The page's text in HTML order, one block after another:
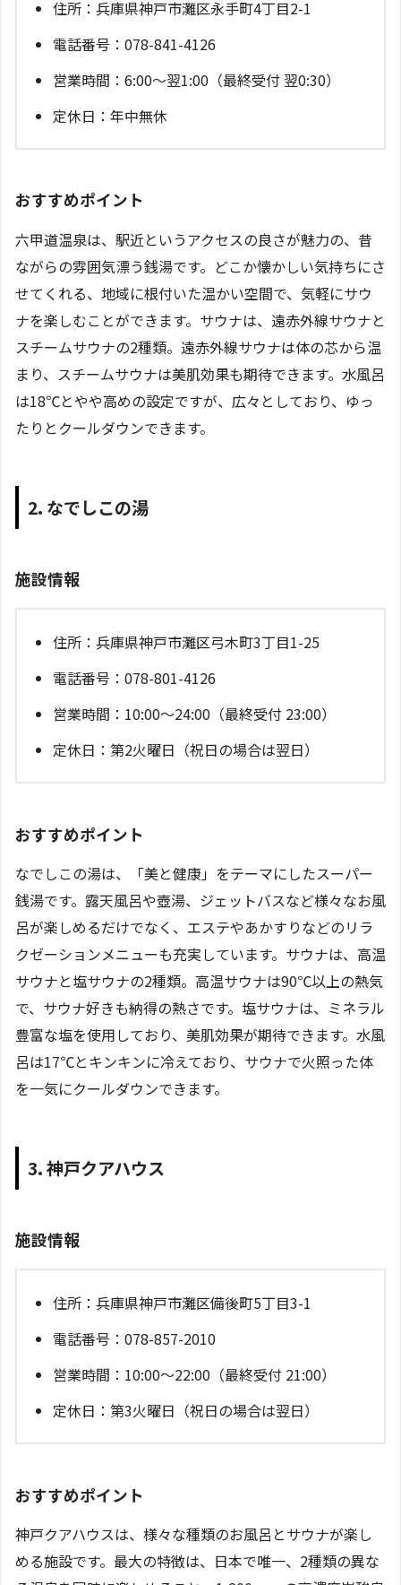
住所：兵庫県神戸市灘区永手町4丁目2-1
電話番号：078-841-4126
営業時間：6:00～翌1:00（最終受付 翌0:30）
定休日：年中無休
おすすめポイント
六甲道温泉は、駅近というアクセスの良さが魅力の、昔
ながらの雰囲気漂う銭湯です。どこか懐かしい気持ちにさ
せてくれる、地域に根付いた温かい空間で、気軽にサウ
ナを楽しむことができます。サウナは、遠赤外線サウナと
スチームサウナの2種類。遠赤外線サウナは体の芯から温
まり、スチームサウナは美肌効果も期待できます。水風呂
は18℃とやや高めの設定ですが、広々としており、ゆっ
たりとクールダウンできます。
2. なでしこの湯
施設情報
住所：兵庫県神戸市灘区弓木町3丁目1-25
電話番号：078-801-4126
営業時間：10:00～24:00（最終受付 23:00）
定休日：第2火曜日（祝日の場合は翌日）
おすすめポイント
なでしこの湯は、「美と健康」をテーマにしたスーパー
銭湯です。露天風呂や壺湯、ジェットバスなど様々なお風
呂が楽しめるだけでなく、エステやあかすりなどのリラ
クゼーションメニューも充実しています。サウナは、高温
サウナと塩サウナの2種類。高温サウナは90℃以上の熱気
で、サウナ好きも納得の熱さです。塩サウナは、ミネラル
豊富な塩を使用しており、美肌効果が期待できます。水風
呂は17℃とキンキンに冷えており、サウナで火照った体
を一気にクールダウンできます。
3. 神戸クアハウス
施設情報
住所：兵庫県神戸市灘区備後町5丁目3-1
電話番号：078-857-2010
営業時間：10:00～22:00（最終受付 21:00）
定休日：第3火曜日（祝日の場合は翌日）
おすすめポイント
神戸クアハウスは、様々な種類のお風呂とサウナが楽し
める施設です。最大の特徴は、日本で唯一、2種類の異な